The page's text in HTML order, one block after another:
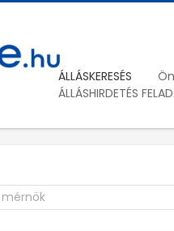
ÁLLÁSKERESÉS
ÁLLÁSHIRDETÉS